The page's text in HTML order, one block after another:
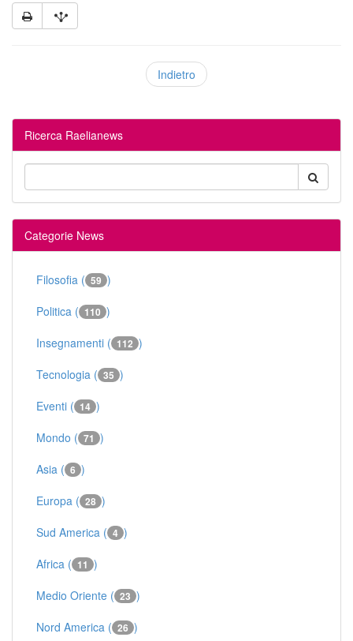
Indietro
Ricerca Raelianews
Categorie News
Filosofia ( 59 )
Politica ( 110 )
Insegnamenti ( 112 )
Tecnologia ( 35 )
Eventi ( 14 )
Mondo ( 71 )
Asia ( 6 )
Europa ( 28 )
Sud America ( 4 )
Africa ( 11 )
Medio Oriente ( 23 )
Nord America ( 26 )